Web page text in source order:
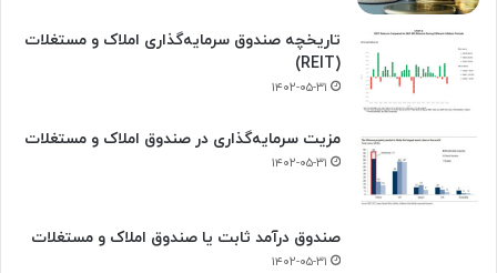
تاریخچه صندوق سرمایه‌گذاری املاک و مستغلات
(REIT)
۱۴۰۲-۰۵-۳۱
مزیت سرمایه‌گذاری در صندوق املاک و مستغلات
۱۴۰۲-۰۵-۳۱
صندوق درآمد ثابت یا صندوق املاک و مستغلات
۱۴۰۲-۰۵-۳۱